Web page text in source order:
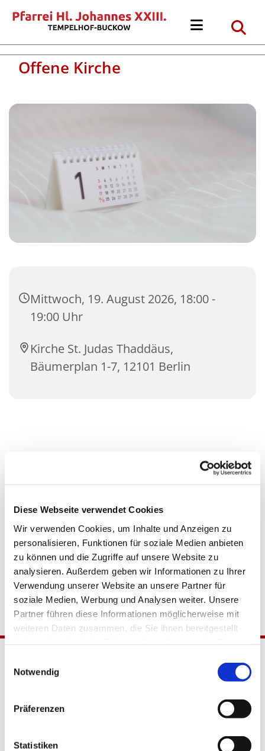
Diese Webseite verwendet Cookies
Wir verwenden Cookies, um Inhalte und Anzeigen zu
personalisieren, Funktionen für soziale Medien anbieten
zu können und die Zugriffe auf unsere Website zu
analysieren. Außerdem geben wir Informationen zu Ihrer
Verwendung unserer Website an unsere Partner für
soziale Medien, Werbung und Analysen weiter. Unsere
Partner führen diese Informationen möglicherweise mit
weiteren Daten zusammen, die Sie ihnen bereitgestellt
Notwendig
Präferenzen
Statistiken
Offene Kirche
Mittwoch, 19. August 2026, 18:00 -
19:00 Uhr
Kirche St. Judas Thaddäus,
Bäumerplan 1-7, 12101 Berlin
Katholische Kirchengemeinde